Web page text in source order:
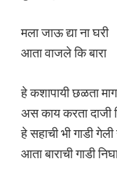
मला जाऊ द्या ना घरी
आता वाजले कि बारा
हे कशापायी छळता
अस काय करता दाजी
हे सहाची भी गाडी
आता बाराची गाडी